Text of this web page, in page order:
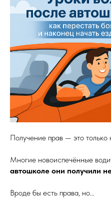
Получение прав — это только
Многие новоиспечённые
автошколе они получили
Вроде бы есть права, но…